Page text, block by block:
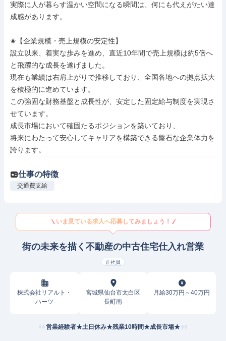
実際に人が暮らす温かい空間になる瞬間は、何にも代えがたい達
成感があります。
✬【企業規模・売上規模の安定性】
設立以来、着実な歩みを進め、直近10年間で売上規模は約5倍へ
と飛躍的な成長を遂げました。
現在も業績は右肩上がりで推移しており、全国各地への拠点拡大
を積極的に進めています。
この強固な財務基盤と成長性が、安定した固定給与制度を実現さ
せています。
成長市場において確固たるポジションを築いており、
将来にわたって安心してキャリアを構築できる盤石な企業体力を
誇ります。
仕事の特徴
交通費支給
いま見ている求人へ応募してみましょう！
街の未来を描く不動産の中古住宅仕入れ営業
正社員
株式会社リアルト・
ハーツ
宮城県仙台市太白区
長町南
月給30万円～40万円
営業経験者★土日休み★残業10時間★成長市場★